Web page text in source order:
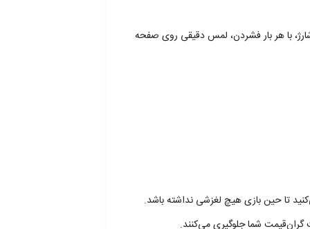
با هر بار فشردن، لمس دقیقی روی صفحه
تا حین بازی هیچ لغزشی نداشته باشد.
گران‌قیمت شما جلوگیری می‌کنند.